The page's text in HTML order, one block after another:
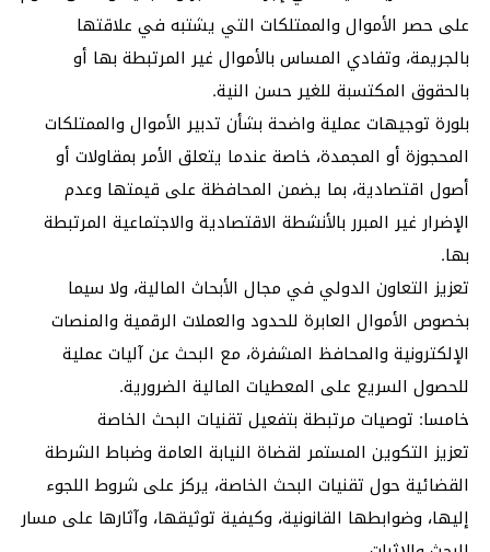
على حصر الأموال والممتلكات التي يشتبه في علاقتها
بالجريمة، وتفادي المساس بالأموال غير المرتبطة بها أو
بالحقوق المكتسبة للغير حسن النية.
بلورة توجيهات عملية واضحة بشأن تدبير الأموال والممتلكات
المحجوزة أو المجمدة، خاصة عندما يتعلق الأمر بمقاولات أو
أصول اقتصادية، بما يضمن المحافظة على قيمتها وعدم
الإضرار غير المبرر بالأنشطة الاقتصادية والاجتماعية المرتبطة
بها.
تعزيز التعاون الدولي في مجال الأبحاث المالية، ولا سيما
بخصوص الأموال العابرة للحدود والعملات الرقمية والمنصات
الإلكترونية والمحافظ المشفرة، مع البحث عن آليات عملية
للحصول السريع على المعطيات المالية الضرورية.
خامسا: توصيات مرتبطة بتفعيل تقنيات البحث الخاصة
تعزيز التكوين المستمر لقضاة النيابة العامة وضباط الشرطة
القضائية حول تقنيات البحث الخاصة، يركز على شروط اللجوء
إليها، وضوابطها القانونية، وكيفية توثيقها، وآثارها على مسار